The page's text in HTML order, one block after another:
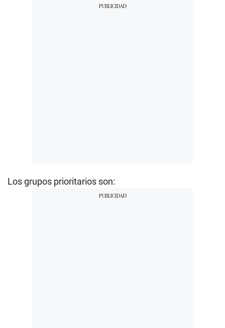
Los grupos prioritarios son: